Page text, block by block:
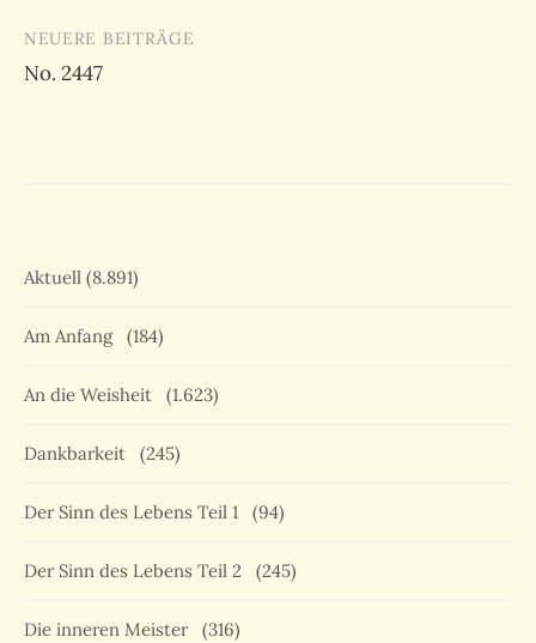
NEUERE BEITRÄGE
No. 2447
Aktuell (8.891)
Am Anfang (184)
An die Weisheit (1.623)
Dankbarkeit (245)
Der Sinn des Lebens Teil 1 (94)
Der Sinn des Lebens Teil 2 (245)
Die inneren Meister (316)